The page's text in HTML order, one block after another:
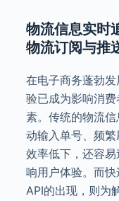
物流信息实时
物流订阅与推
在电子商务蓬勃
验已成为影响消
素。传统的物流
动输入单号、频
效率低下，还容
响用户体验。而
API的出现，则为